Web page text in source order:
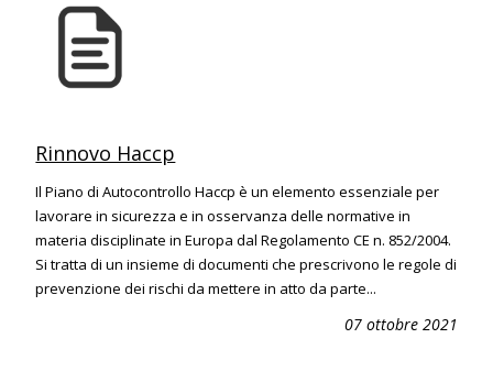
Rinnovo Haccp
Il Piano di Autocontrollo Haccp è un elemento essenziale per
lavorare in sicurezza e in osservanza delle normative in
materia disciplinate in Europa dal Regolamento CE n. 852/2004.
Si tratta di un insieme di documenti che prescrivono le regole di
prevenzione dei rischi da mettere in atto da parte...
07 ottobre 2021